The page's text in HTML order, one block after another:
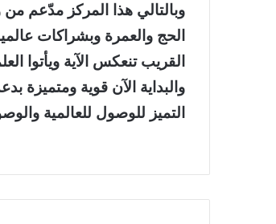
وبالتالي هذا المركز مدّعم
الحج والعمرة وبشراكات
القريب تنعكس الآية ويأتوا
والبداية الآن قوية ومتميزة
التميز للوصول للعالمية